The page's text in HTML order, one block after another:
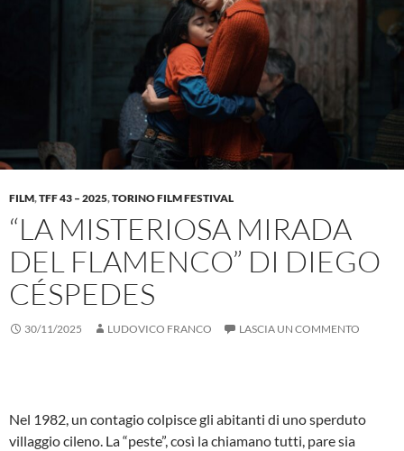
FILM,TFF 43 – 2025,TORINO FILM FESTIVAL
“LA MISTERIOSA MIRADA
DEL FLAMENCO” DI DIEGO
CÉSPEDES
30/11/2025 LUDOVICO FRANCO LASCIA UN COMMENTO
Nel 1982, un contagio colpisce gli abitanti di uno sperduto
villaggio cileno. La “peste”, così la chiamano tutti, pare sia